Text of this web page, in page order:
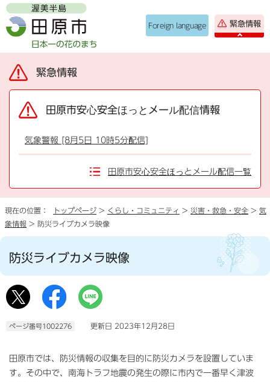
Foreign language 緊急情報
緊急情報
田原市安心安全ほっとメール配信情報
気象警報 [8月5日 10時5分配信]
田原市安心安全ほっとメール配信一覧
現在の位置： トップページ > くらし・コミュニティ > 災害・救急・安全 > 気
象情報 > 防災ライブカメラ映像
防災ライブカメラ映像
ページ番号1002276 更新日 2023年12月28日
田原市では、防災情報の収集を目的に防災カメラを設置していま
す。その中で、南海トラフ地震の発生の際に市内で一番早く津波